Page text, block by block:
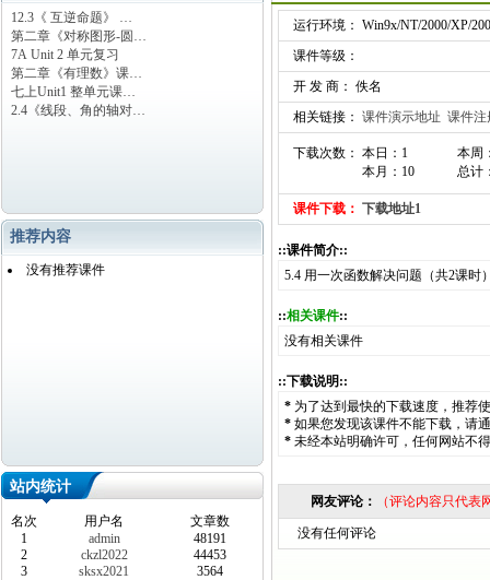
12.3《 互逆命题》 …
第二章《对称图形-圆…
7A Unit 2 单元复习
第二章《有理数》课…
七上Unit1 整单元课…
2.4《线段、角的轴对…
推荐内容
没有推荐课件
站内统计
名次 用户名
文章数
1
admin
48191
2
ckzl2022
44453
3
sksx2021
3564
运行环境： Win9x/NT/2000/XP/
课件等级：
开 发 商： 佚名
相关链接： 课件演示地址 课件注
下载次数： 本日：1
本月：10
本周
总计
课件下载： 下载地址1
::课件简介::
5.4 用一次函数解决问题（共2课时
::相关课件::
没有相关课件
::下载说明::
* 为了达到最快的下载速度，推荐
* 如果您发现该课件不能下载，请
* 未经本站明确许可，任何网站不
网友评论： （评论内容只代
没有任何评论